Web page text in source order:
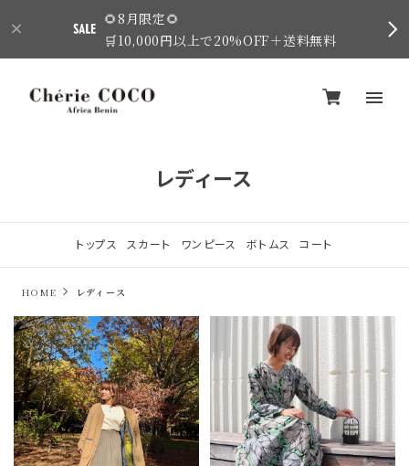
🌻8月限定🌻
🛒10,000円以上で20%OFF＋送料無料
レディース
トップス スカート ワンピース ボトムス コート
HOME レディース